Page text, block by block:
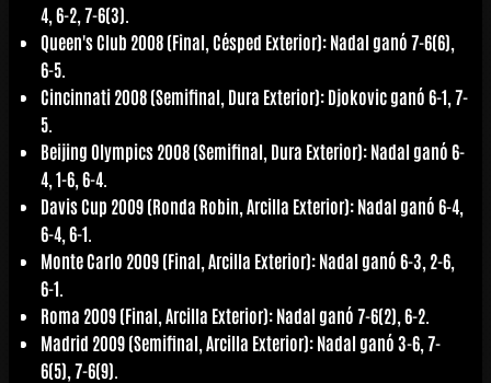
4, 6-2, 7-6(3).
Queen's Club 2008 (Final, Césped Exterior): Nadal ganó 7-6(6),
6-5.
Cincinnati 2008 (Semifinal, Dura Exterior): Djokovic ganó 6-1, 7-
5.
Beijing Olympics 2008 (Semifinal, Dura Exterior): Nadal ganó 6-
4, 1-6, 6-4.
Davis Cup 2009 (Ronda Robin, Arcilla Exterior): Nadal ganó 6-4,
6-4, 6-1.
Monte Carlo 2009 (Final, Arcilla Exterior): Nadal ganó 6-3, 2-6,
6-1.
Roma 2009 (Final, Arcilla Exterior): Nadal ganó 7-6(2), 6-2.
Madrid 2009 (Semifinal, Arcilla Exterior): Nadal ganó 3-6, 7-
6(5), 7-6(9).